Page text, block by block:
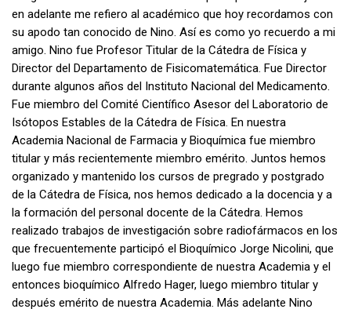
en adelante me refiero al académico que hoy recordamos con
su apodo tan conocido de Nino. Así es como yo recuerdo a mi
amigo. Nino fue Profesor Titular de la Cátedra de Física y
Director del Departamento de Fisicomatemática. Fue Director
durante algunos años del Instituto Nacional del Medicamento.
Fue miembro del Comité Científico Asesor del Laboratorio de
Isótopos Estables de la Cátedra de Física. En nuestra
Academia Nacional de Farmacia y Bioquímica fue miembro
titular y más recientemente miembro emérito. Juntos hemos
organizado y mantenido los cursos de pregrado y postgrado
de la Cátedra de Física, nos hemos dedicado a la docencia y a
la formación del personal docente de la Cátedra. Hemos
realizado trabajos de investigación sobre radiofármacos en los
que frecuentemente participó el Bioquímico Jorge Nicolini, que
luego fue miembro correspondiente de nuestra Academia y el
entonces bioquímico Alfredo Hager, luego miembro titular y
después emérito de nuestra Academia. Más adelante Nino